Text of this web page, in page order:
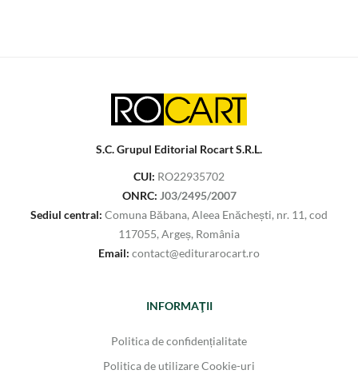
S.C. Grupul Editorial Rocart S.R.L.
CUI: RO22935702
ONRC: J03/2495/2007
Sediul central: Comuna Băbana, Aleea Enăchești, nr. 11, cod
117055, Argeș, România
Email: contact@editurarocart.ro
INFORMAŢII
Politica de confidențialitate
Politica de utilizare Cookie-uri